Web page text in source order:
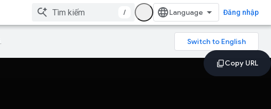
/ Đăng nhập